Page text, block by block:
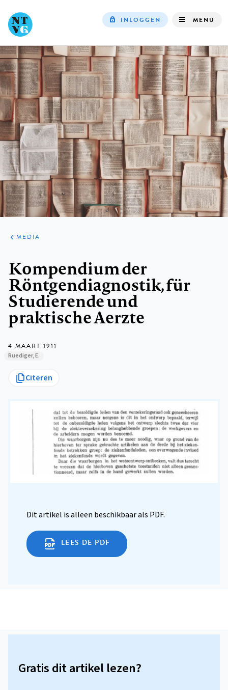
navigation
INLOGGEN MENU
ARTIKELEN
VARIA
MEDIA
Kompendium der
Röntgendiagnostik, für
Studierende und
praktische Aerzte
4 MAART 1911
Ruediger, E.
Citeren
Dit artikel is alleen beschikbaar als PDF.
LEES DE PDF
Gratis dit artikel lezen?